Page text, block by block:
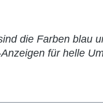
die Farben blau
für helle